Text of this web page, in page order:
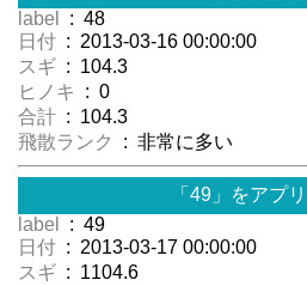
label
: 48
日付 : 2013-03-16 00:00:00
スギ : 104.3
ヒノキ
: 0
合計 : 104.3
飛散ランク
: 非常に多い
「49」をアプ
label
: 49
日付 : 2013-03-17 00:00:00
スギ : 1104.6